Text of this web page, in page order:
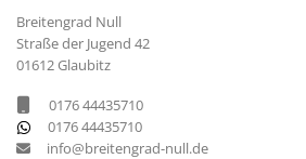
Breitengrad Null
Straße der Jugend 42
01612 Glaubitz
0176 44435710
0176 44435710
info@breitengrad-null.de